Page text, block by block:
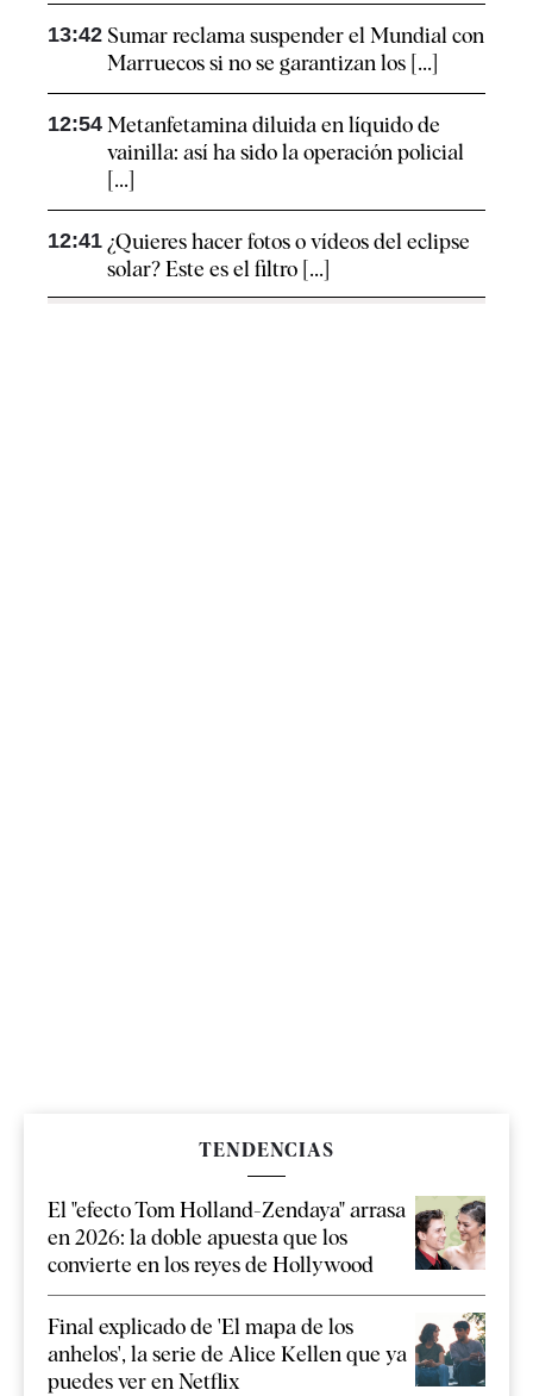
13:42 Sumar reclama suspender el Mundial con
Marruecos si no se garantizan los [...]
12:54 Metanfetamina diluida en líquido de
vainilla: así ha sido la operación policial
[...]
12:41 ¿Quieres hacer fotos o vídeos del eclipse
solar? Este es el filtro [...]
TENDENCIAS
El "efecto Tom Holland-Zendaya" arrasa
en 2026: la doble apuesta que los
convierte en los reyes de Hollywood
Final explicado de 'El mapa de los
anhelos', la serie de Alice Kellen que ya
puedes ver en Netflix